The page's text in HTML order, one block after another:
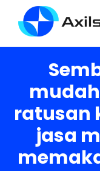
ratusan
jasa